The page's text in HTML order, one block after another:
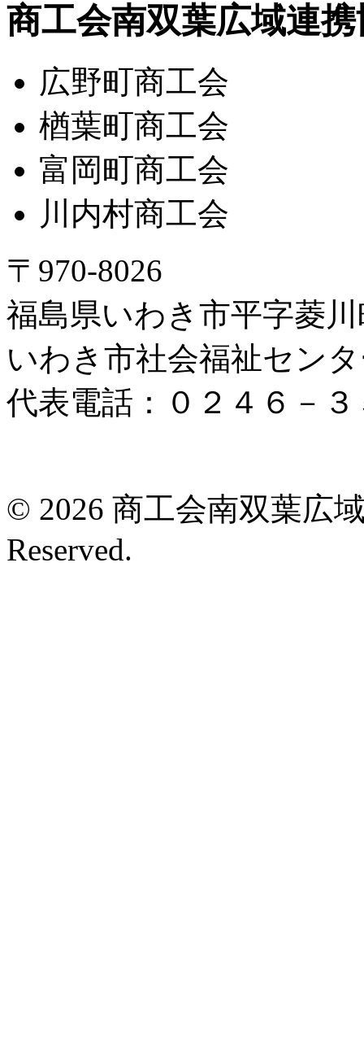
商工会南双葉広域連
広野町商工会
楢葉町商工会
富岡町商工会
川内村商工会
〒970-8026
福島県いわき市平字菱川
いわき市社会福祉セン
代表電話：０２４６－
© 2026 商工会南双葉広
Reserved.